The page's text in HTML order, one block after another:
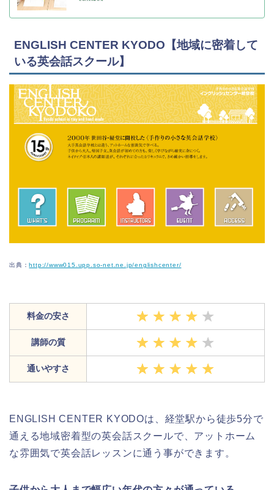
ENGLISH CENTER KYODO【地域に密着して
いる英会話スクール】
出典：http://www015.upp.so-net.ne.jp/englishcenter/
料金の安さ
講師の質
通いやすさ
ENGLISH CENTER KYODOは、経堂駅から徒歩5分で
通える地域密着型の英会話スクールで、アットホーム
な雰囲気で英会話レッスンに通う事ができます。